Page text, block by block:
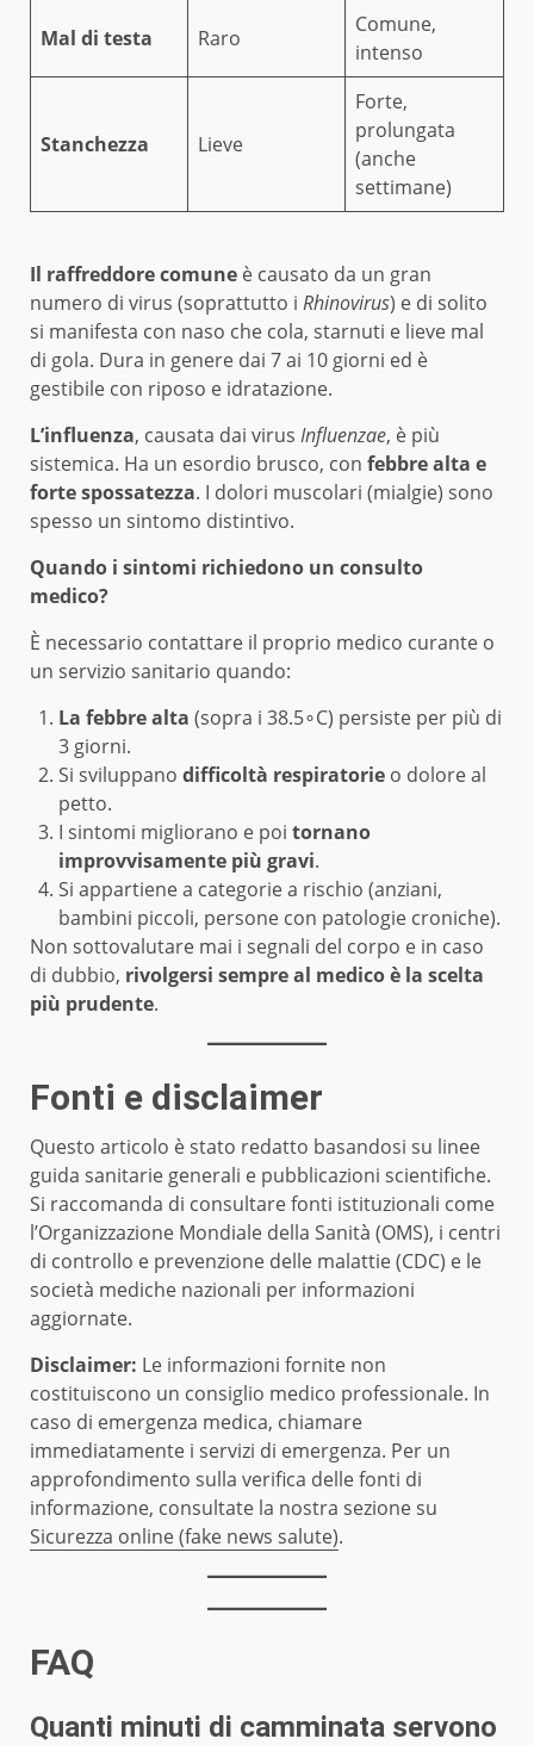
Mal di testa Raro
Comune,
intenso
Stanchezza Lieve
Forte,
prolungata
(anche
settimane)
Il raffreddore comune è causato da un gran
numero di virus (soprattutto i Rhinovirus) e di solito
si manifesta con naso che cola, starnuti e lieve mal
di gola. Dura in genere dai 7 ai 10 giorni ed è
gestibile con riposo e idratazione.
L’influenza, causata dai virus Influenzae, è più
sistemica. Ha un esordio brusco, con febbre alta e
forte spossatezza. I dolori muscolari (mialgie) sono
spesso un sintomo distintivo.
Quando i sintomi richiedono un consulto
medico?
È necessario contattare il proprio medico curante o
un servizio sanitario quando:
La febbre alta (sopra i 38.5∘C) persiste per più di
3 giorni.
Si sviluppano difficoltà respiratorie o dolore al
petto.
I sintomi migliorano e poi tornano
improvvisamente più gravi.
Si appartiene a categorie a rischio (anziani,
bambini piccoli, persone con patologie croniche).
Non sottovalutare mai i segnali del corpo e in caso
di dubbio, rivolgersi sempre al medico è la scelta
più prudente.
Fonti e disclaimer
Questo articolo è stato redatto basandosi su linee
guida sanitarie generali e pubblicazioni scientifiche.
Si raccomanda di consultare fonti istituzionali come
l’Organizzazione Mondiale della Sanità (OMS), i centri
di controllo e prevenzione delle malattie (CDC) e le
società mediche nazionali per informazioni
aggiornate.
Disclaimer: Le informazioni fornite non
costituiscono un consiglio medico professionale. In
caso di emergenza medica, chiamare
immediatamente i servizi di emergenza. Per un
approfondimento sulla verifica delle fonti di
informazione, consultate la nostra sezione su
Sicurezza online (fake news salute).
FAQ
Quanti minuti di camminata servono